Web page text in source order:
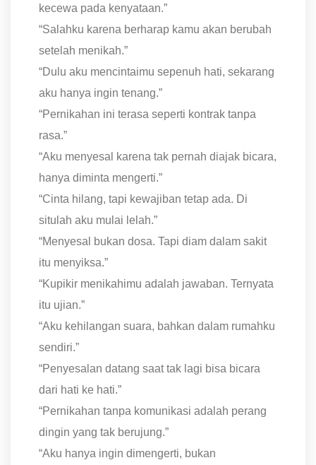
kecewa pada kenyataan.”
“Salahku karena berharap kamu akan berubah
setelah menikah.”
“Dulu aku mencintaimu sepenuh hati, sekarang
aku hanya ingin tenang.”
“Pernikahan ini terasa seperti kontrak tanpa
rasa.”
“Aku menyesal karena tak pernah diajak bicara,
hanya diminta mengerti.”
“Cinta hilang, tapi kewajiban tetap ada. Di
situlah aku mulai lelah.”
“Menyesal bukan dosa. Tapi diam dalam sakit
itu menyiksa.”
“Kupikir menikahimu adalah jawaban. Ternyata
itu ujian.”
“Aku kehilangan suara, bahkan dalam rumahku
sendiri.”
“Penyesalan datang saat tak lagi bisa bicara
dari hati ke hati.”
“Pernikahan tanpa komunikasi adalah perang
dingin yang tak berujung.”
“Aku hanya ingin dimengerti, bukan